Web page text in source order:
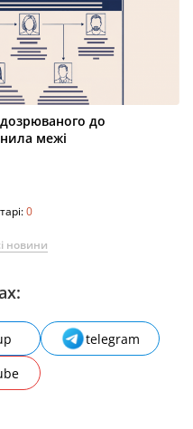
до
межі
0
новини
telegram